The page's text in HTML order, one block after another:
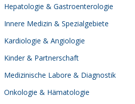
Hepatologie & Gastroenterologie
Innere Medizin & Spezialgebiete
Kardiologie & Angiologie
Kinder & Partnerschaft
Medizinische Labore & Diagnostik
Onkologie & Hämatologie